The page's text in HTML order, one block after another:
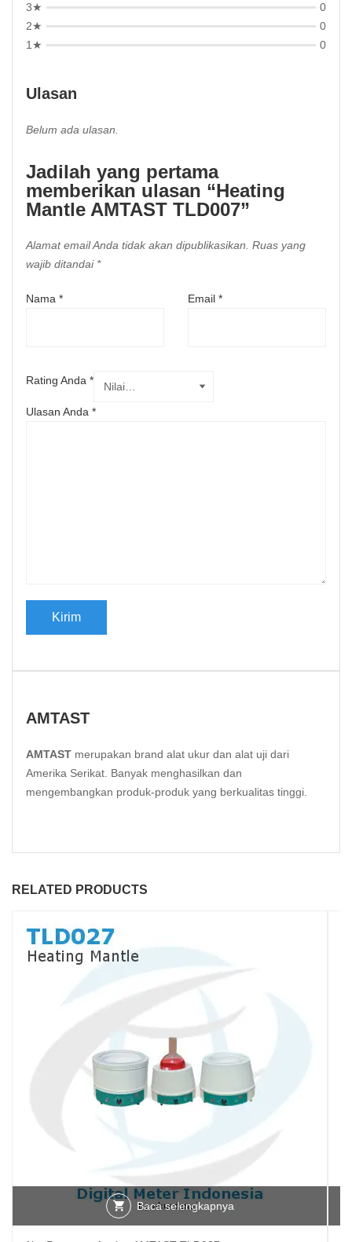
3★
0
2★
0
1★
0
Ulasan
Belum ada ulasan.
Jadilah yang pertama
memberikan ulasan “Heating
Mantle AMTAST TLD007”
Alamat email Anda tidak akan dipublikasikan. Ruas yang
wajib ditandai *
Nama * Email *
Rating Anda *
Ulasan Anda *
AMTAST
AMTAST merupakan brand alat ukur dan alat uji dari
Amerika Serikat. Banyak menghasilkan dan
mengembangkan produk-produk yang berkualitas tinggi.
RELATED PRODUCTS
Baca selengkapnya